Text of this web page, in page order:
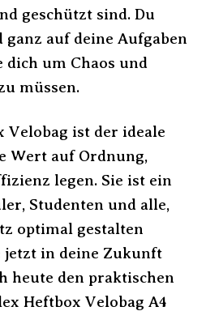
geschützt sind. Du
auf deine Aufgaben
um Chaos und
müssen.
Velobag ist der ideale
Wert auf Ordnung,
legen. Sie ist ein
Studenten und alle,
optimal gestalten
jetzt in deine Zukunft
heute den praktischen
Heftbox Velobag A4